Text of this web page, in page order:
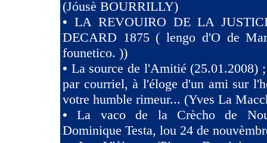
(Jóusè BOURRILLY)
• LA REVOUIRO DE LA
DECARD 1875 ( lengo d'O de
founetico. ))
• La source de l'Amitié (25.01.2008)
par courriel, à l'éloge d'un ami sur
votre humble rimeur... (Yves La
•La vaco de la Crècho de
Dominique Testa, lou 24 de